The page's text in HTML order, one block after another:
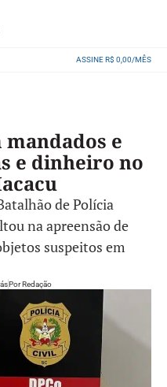
ASSINE R$ 0,00/MÊS
e
e dinheiro no
de Polícia
na apreensão de
suspeitos em
PorRedação